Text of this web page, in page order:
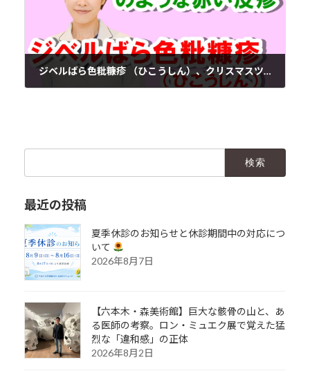
ジベルばら色粃糠疹 （ひこうしん）、クリスマスツリーのような赤い皮疹
最近の投稿
夏季休診のお知らせと休診期間中の対応につ
いて
2026年8月7日
【六本木・森美術館】巨大な骸骨の山と、あ
る医師の考察。ロン・ミュエク展で覚えた猛
烈な「違和感」の正体
2026年8月2日